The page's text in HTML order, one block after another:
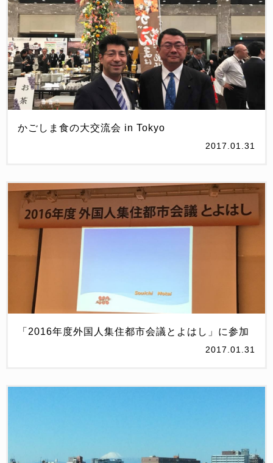
かごしま食の大交流会 in Tokyo
2017.01.31
「2016年度外国人集住都市会議とよはし」に参加
2017.01.31